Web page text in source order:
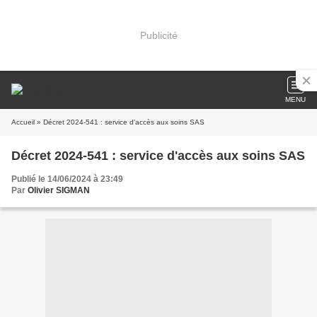
Publicité
MENU
Accueil » Décret 2024-541 : service d'accès aux soins SAS
Décret 2024-541 : service d'accès aux soins SAS
Publié le 14/06/2024 à 23:49
Par Olivier SIGMAN